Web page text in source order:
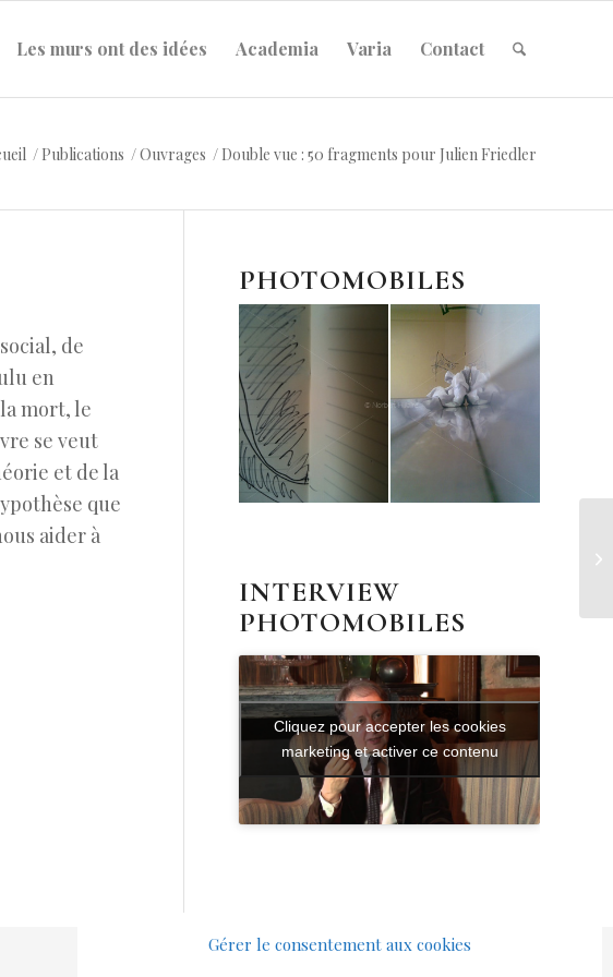
Gérer le consentement aux cookies
Les murs ont des idées Academia Varia Contact
/ Publications /Ouvrages / Double vue : 50 fragments pour Julien Friedler
de
en
mort, le
se veut
et de la
que
aider à
PHOTOMOBILES
INTERVIEW
PHOTOMOBILES
Cliquez pour accepter les cookies
marketing et activer ce contenu